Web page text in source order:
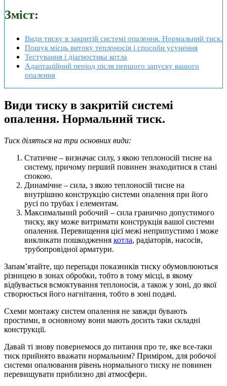
Зміст:
Види тиску в закритій системі опалення. Нормальний тиск.
Пошук місць витоку теплоносія і способи усунення
Тестування і діагностика котла
Адаптаційний період після першого запуску вашого
опалення
Види тиску в закритій системі
опалення. Нормальний тиск.
Тиск діляться на три основних види:
Статичне – визначає силу, з якою теплоносій тисне на
систему, причому перший повинен знаходитися в стані
спокою.
Динамічне – сила, з якою теплоносій тисне на
внутрішню конструкцію системи опалення при його
русі по трубах і елементам.
Максимальний робочий – сила гранично допустимого
тиску, яку може витримати конструкція вашої системи
опалення. Перевищення цієї межі неприпустимо і може
викликати пошкодження котла, радіаторів, насосів,
трубопровідної арматури.
Запам’ятайте, що перепади показників тиску обумовлюються
різницею в зонах обробки, тобто в тому місці, в якому
відбувається всмоктування теплоносія, а також у зоні, до якої
створюється його нагнітання, тобто в зоні подачі.
Схеми монтажу систем опалення не завжди бувають
простими, в основному вони мають досить таки складні
конструкції.
Давай ті знову повернемося до питання про те, яке все-таки
тиск прийнято вважати нормальним? Приміром, для робочої
системи опалювання рівень нормального тиску не повинен
перевищувати приблизно дві атмосфери.